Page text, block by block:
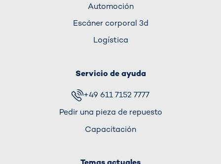
Automoción
Escáner corporal 3d
Logística
Servicio de ayuda
+49 611 7152 7777
Pedir una pieza de repuesto
Capacitación